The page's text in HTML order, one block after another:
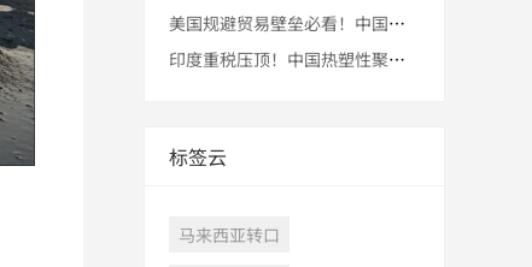
美国规避贸易壁垒必看！中国烷基磷酸酯如何通过东南亚转口进入美
印度重税压顶！中国热塑性聚氨酯企业凭“转口贸易”奇招重返市场
标签云
马来西亚转口